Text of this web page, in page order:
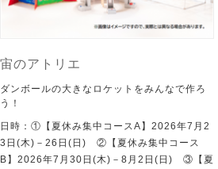
宙のアトリエ
ダンボールの大きなロケットをみんなで作ろ
う！
日時：①【夏休み集中コースA】2026年7月2
3日(木)－26日(日) ②【夏休み集中コース
B】2026年7月30日(木)－8月2日(日) ③【夏